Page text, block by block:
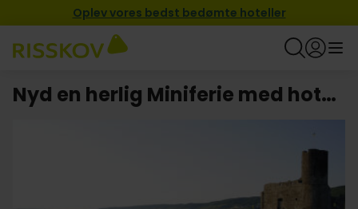
Oplev vores bedst bedømte hoteller
Nyd en herlig Miniferie med hotel i Rheinland-Pfalz